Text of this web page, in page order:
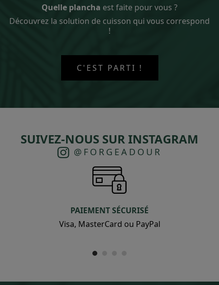
Quelle plancha est faite pour vous ?
Découvrez la solution de cuisson qui vous correspond
!
C'EST PARTI !
SUIVEZ-NOUS SUR INSTAGRAM
@FORGEADOUR
PAIEMENT SÉCURISÉ
Visa, MasterCard ou PayPal